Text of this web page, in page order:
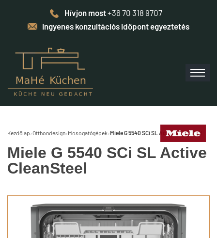
Hívjon most+36 70 318 9707
Ingyenes konzultációs időpont egyeztetés
Kezdőlap›Otthondesign› Mosogatógépek›Miele G 5540 SCi SL Active CleanSteel
Miele G 5540 SCi SL Active
CleanSteel